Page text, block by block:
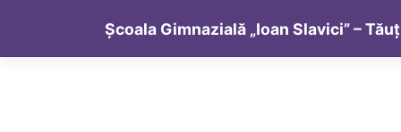
content
Școala Gimnazială „Ioan Slavici” –